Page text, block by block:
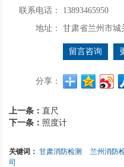
联系电话：
13893465950
地址：
甘肃省兰州市城
留言咨询
分享：
上一条：直尺
下一条： 照度计
关键词：甘肃消防检测 兰州消防
司